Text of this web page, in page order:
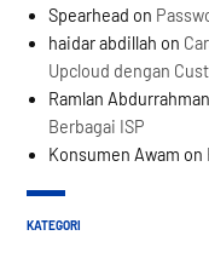
Spearhead on
haidar abdillah on
Upcloud dengan
Ramlan Abdurrahman
Berbagai ISP
Konsumen Awam on
KATEGORI